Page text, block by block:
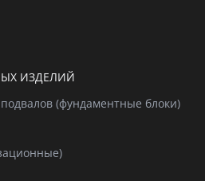
ИЗДЕЛИЙ
(фундаментные блоки)